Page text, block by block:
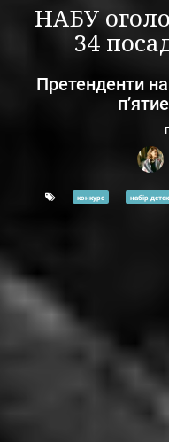
НАБУ
34
Претенденти
конкурс набір